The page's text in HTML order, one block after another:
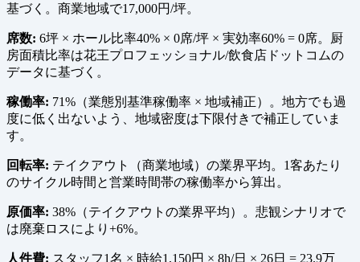
基づく。商業地域で17,000円/坪。
席数: 6坪 × ホール比率40% × 0席/坪 × 実効率60% = 0席。厨
房面積比率は花王プロフェッショナル/飲食店ドットコムの
データに基づく。
稼働率: 71%（業態別基準稼働率 × 地域補正）。地方でも過
度に低く出ないよう、地域密度は下限付きで補正していま
す。
回転率: テイクアウト（商業地域）の業界平均。1客あたり
のサイクル時間と営業時間帯の稼働率から算出。
原価率: 38%（テイクアウトの業界平均）。悲観シナリオで
は廃棄ロスにより+6%。
人件費: スタッフ1名 × 時給1,150円 × 8h/日 × 26日 = 23.9万